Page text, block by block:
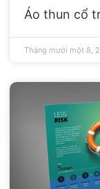
Áo thun cổ
Tháng mười một 8,